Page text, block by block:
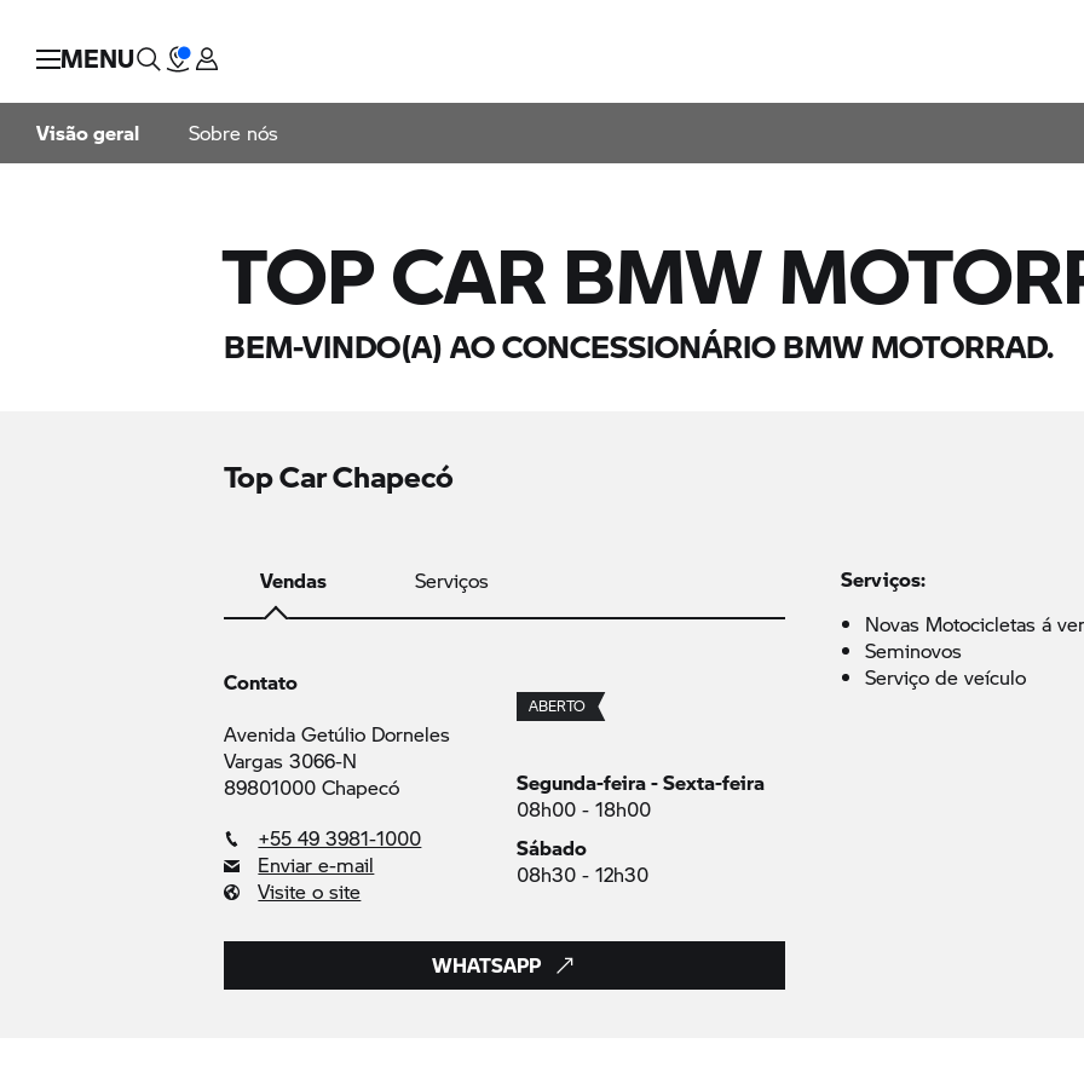
MENU
Visão geral Sobre nós
TOP CAR BMW
BEM-VINDO(A) AO CONCESSIONÁRIOBMW MOTORRAD.
Top Car Chapecó
Vendas Serviços
Contato
Avenida Getúlio Dorneles
Vargas 3066-N
89801000 Chapecó
+55 49 3981-1000
Enviar e-mail
Visite o site
ABERTO
Segunda-feira - Sexta-feira
08h00 - 18h00
Sábado
08h30 - 12h30
WHATSAPP
Serviços:
Novas Motocicletas á
Seminovos
Serviço de veículo